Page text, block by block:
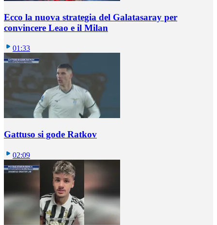
Ecco la nuova strategia del Galatasaray per
convincere Leao e il Milan
01:33
Gattuso si gode Ratkov
02:09